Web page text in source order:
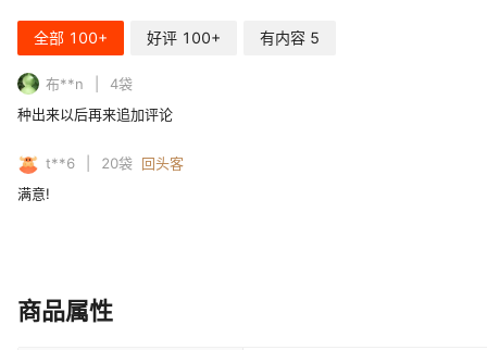
全部 100+ 好评 100+ 有内容 5
布**n 4袋
种出来以后再来追加评论
t**6 20袋 回头客
满意!
商品属性